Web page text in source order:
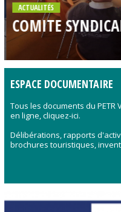
ACTUALITÉS
COMITE
ESPACE DOCUMENTAIRE
Tous les documents du
en ligne, cliquez-ici.
Délibérations, rapports
brochures touristiques,